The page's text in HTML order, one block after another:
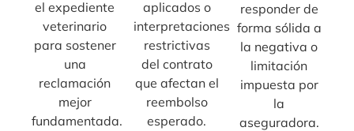
el expediente
veterinario
para sostener
una
reclamación
mejor
fundamentada.
aplicados o
interpretaciones
restrictivas
del contrato
que afectan el
reembolso
esperado.
responder de
forma sólida a
la negativa o
limitación
impuesta por
la
aseguradora.